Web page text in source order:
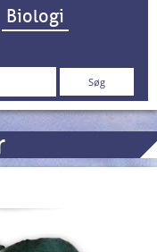
indhold
Biologi